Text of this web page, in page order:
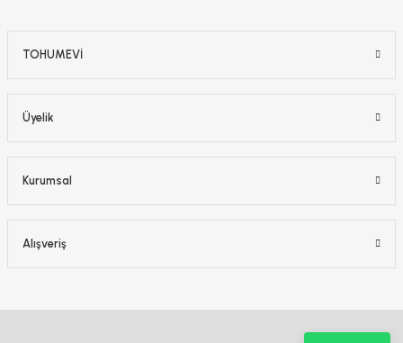
TOHUMEVİ
Üyelik
Kurumsal
Alışveriş